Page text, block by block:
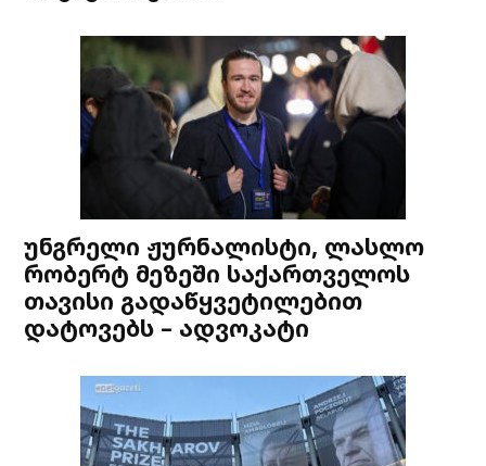
უნგრელი ჟურნალისტი, ლასლო
რობერტ მეზეში საქართველოს
თავისი გადაწყვეტილებით
დატოვებს – ადვოკატი